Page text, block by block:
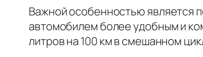
Важной особенностью является
автомобилем более удобным и
литров на 100 км в смешанном